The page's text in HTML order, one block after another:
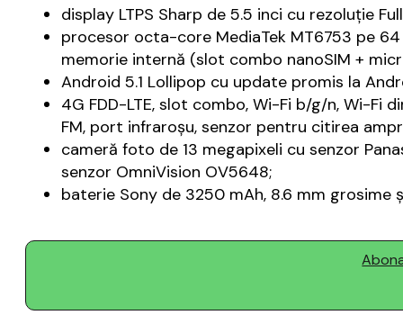
display LTPS Sharp de 5.5 inci cu rezoluţie
procesor octa-core MediaTek MT6753 pe
memorie internă (slot combo nanoSIM +
Android 5.1 Lollipop cu update promis la
4G FDD-LTE, slot combo, Wi-Fi b/g/n, Wi-Fi
FM, port infraroşu, senzor pentru citirea
cameră foto de 13 megapixeli cu senzor
senzor OmniVision OV5648;
baterie Sony de 3250 mAh, 8.6 mm grosime